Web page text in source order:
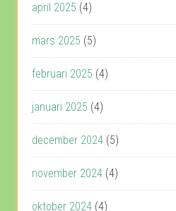
april 2025 (4)
mars 2025 (5)
februari 2025 (4)
januari 2025 (4)
december 2024 (5)
november 2024 (4)
oktober 2024 (4)